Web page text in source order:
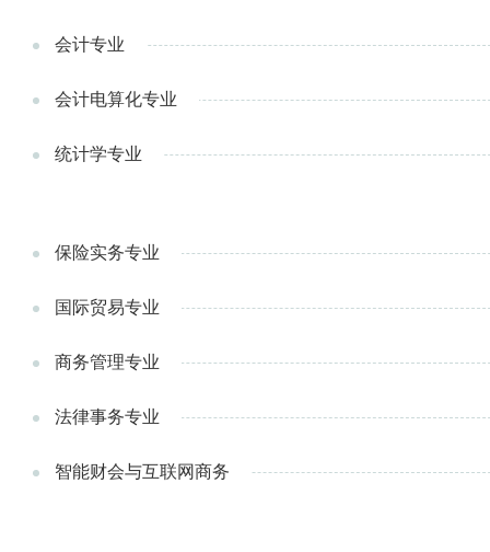
会计专业
会计电算化专业
统计学专业
保险实务专业
国际贸易专业
商务管理专业
法律事务专业
智能财会与互联网商务